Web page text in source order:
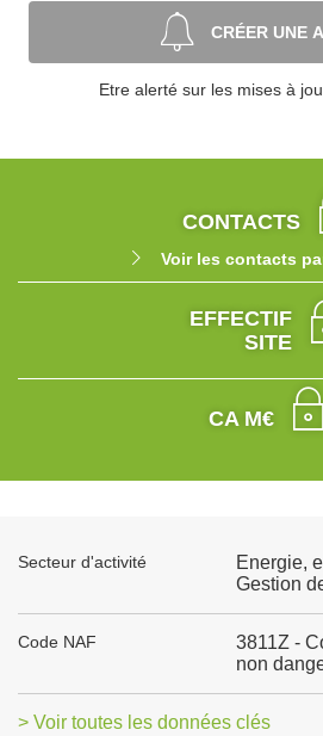
CRÉER UNE
Etre alerté sur les mises à
CONTACTS
Voir les contacts
EFFECTIF
SITE
CA M€
Secteur d'activité
Energie,
Gestion
Code NAF
3811Z -
non
> Voir toutes les données clés